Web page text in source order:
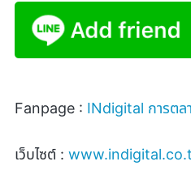
Fanpage : INdigital การตล
เว็บไซต์ :